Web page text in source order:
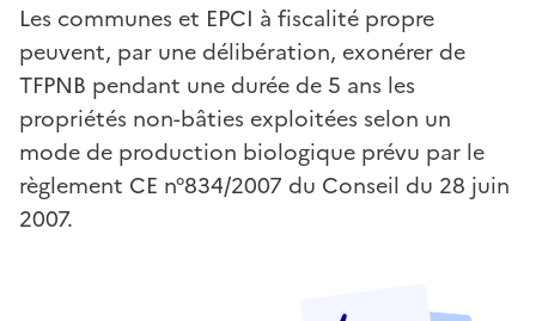
Les communes et EPCI à fiscalité propre
peuvent, par une délibération, exonérer de
TFPNB pendant une durée de 5 ans les
propriétés non-bâties exploitées selon un
mode de production biologique prévu par le
règlement CE n°834/2007 du Conseil du 28 juin
2007.